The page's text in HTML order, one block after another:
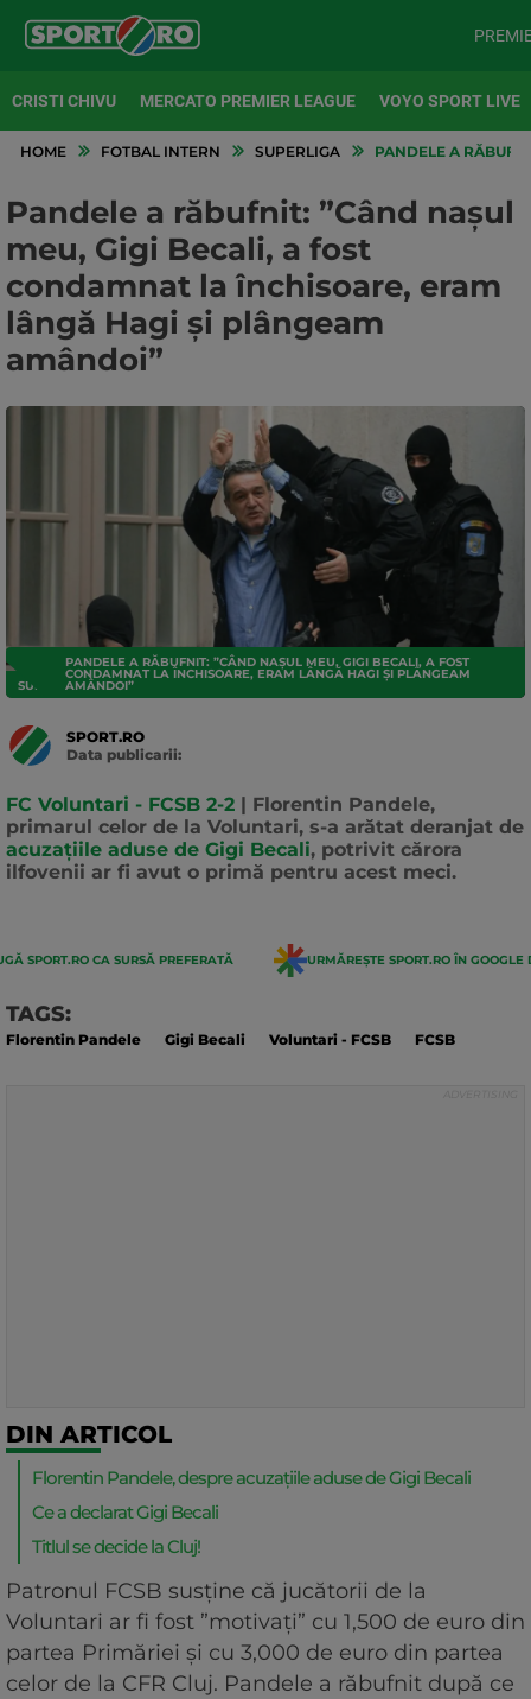
CRISTI CHIVU MERCATO PREMIER LEAGUE VOYO SPORT LIVE
HOME FOTBAL INTERN SUPERLIGA PANDELE A
Pandele a răbufnit: ”Când naşul
meu, Gigi Becali, a fost
condamnat la închisoare, eram
lângă Hagi şi plângeam
amândoi”
SUPERLIGA
PANDELE A RĂBUFNIT: ”CÂND NAŞUL MEU, GIGI BECALI, A FOST
CONDAMNAT LA ÎNCHISOARE, ERAM LÂNGĂ HAGI ŞI PLÂNGEAM
AMÂNDOI”
SPORT.RO
Data publicarii:
FC Voluntari - FCSB 2-2
| Florentin Pandele,
primarul celor de la Voluntari, s-a arătat deranjat de
acuzațiile aduse de Gigi Becali, potrivit cărora
ilfovenii ar fi avut o primă pentru acest meci.
SPORT.RO CA SURSĂ PREFERATĂ URMĂREȘTE SPORT.RO ÎN GOOGLE
TAGS:
Florentin Pandele Gigi Becali Voluntari - FCSB FCSB
DIN ARTICOL
Florentin Pandele, despre acuzațiile aduse de Gigi Becali
Ce a declarat Gigi Becali
Titlul se decide la Cluj!
Patronul FCSB susține că jucătorii de la
Voluntari ar fi fost ”motivați” cu 1,500 de euro din
partea Primăriei și cu 3,000 de euro din partea
celor de la CFR Cluj. Pandele a răbufnit după ce